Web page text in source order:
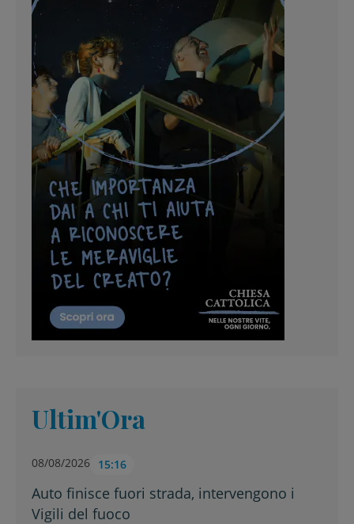
Ultim'Ora
08/08/2026 15:16
Auto finisce fuori strada, intervengono i
Vigili del fuoco